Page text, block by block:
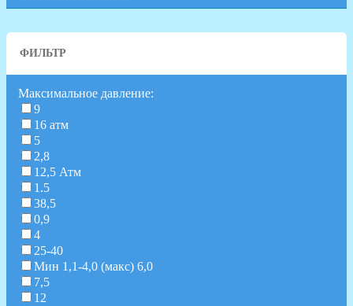
ФИЛЬТР
Максимальное давление:
9
16 атм
5
2,8
12,5 Атм
1.5
38,5
0,9
4
25-40
Мин 1,1-4,0 (макс) 6,0
7,5
12